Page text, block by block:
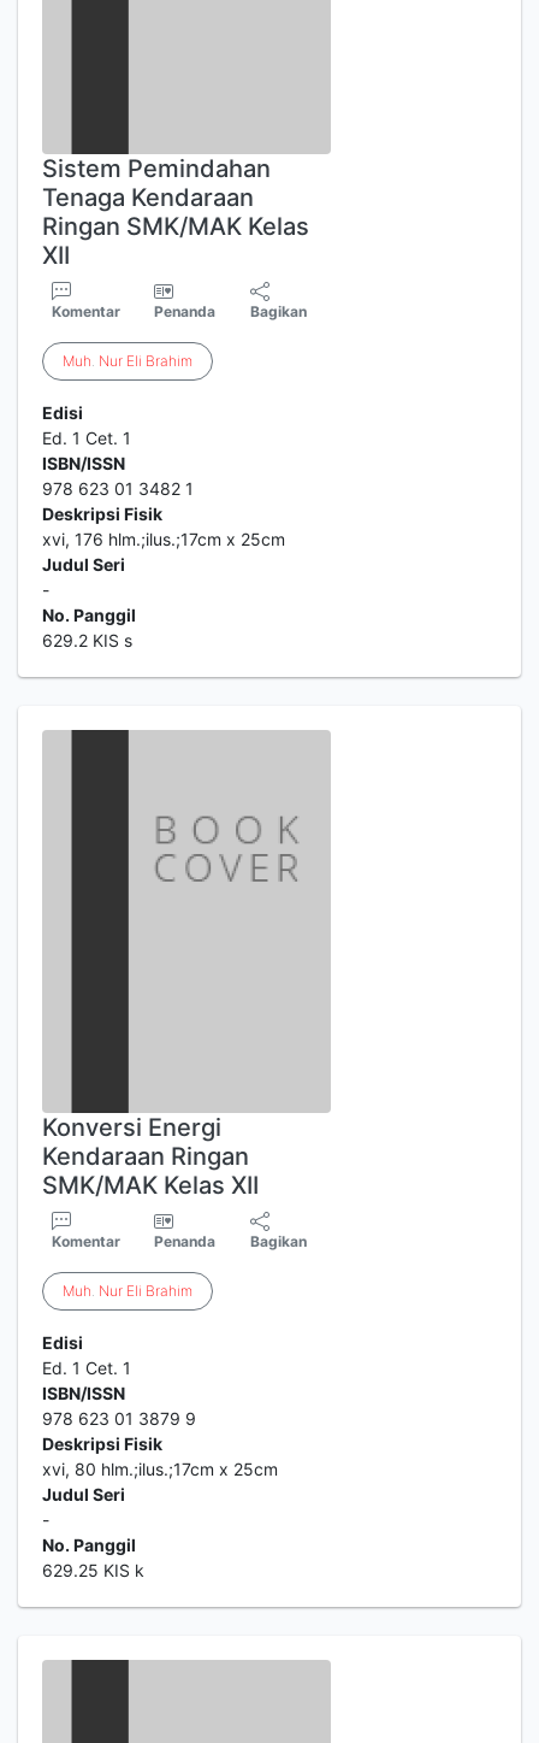
Sistem Pemindahan
Tenaga Kendaraan
Ringan SMK/MAK Kelas
XII
Komentar Penanda Bagikan
Muh. Nur Eli Brahim
Edisi
Ed. 1 Cet. 1
ISBN/ISSN
978 623 01 3482 1
Deskripsi Fisik
xvi, 176 hlm.;ilus.;17cm x 25cm
Judul Seri
-
No. Panggil
629.2 KIS s
Konversi Energi
Kendaraan Ringan
SMK/MAK Kelas XII
Komentar Penanda Bagikan
Muh. Nur Eli Brahim
Edisi
Ed. 1 Cet. 1
ISBN/ISSN
978 623 01 3879 9
Deskripsi Fisik
xvi, 80 hlm.;ilus.;17cm x 25cm
Judul Seri
-
No. Panggil
629.25 KIS k